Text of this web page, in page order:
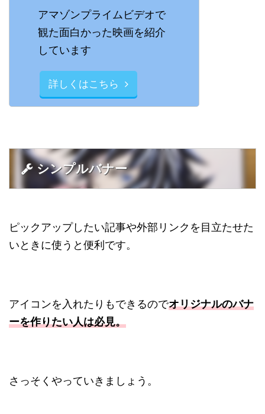
アマゾンプライムビデオで
観た面白かった映画を紹介
しています
詳しくはこちら
シンプルバナー
ピックアップしたい記事や外部リンクを目立たせた
いときに使うと便利です。
アイコンを入れたりもできるのでオリジナルのバナ
ーを作りたい人は必見。
さっそくやっていきましょう。